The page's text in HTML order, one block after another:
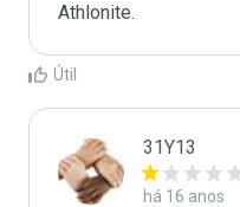
Athlonite.
Útil
31Y13
há 16 anos